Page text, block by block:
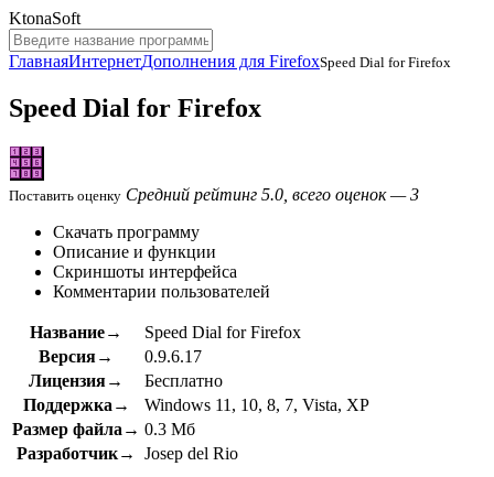
KtonaSoft
ГлавнаяИнтернетДополнения для FirefoxSpeed Dial for Firefox
Speed Dial for Firefox
Поставить оценку Средний рейтинг 5.0, всего оценок — 3
Скачать программу
Описание и функции
Скриншоты интерфейса
Комментарии пользователей
Название→
Speed Dial for Firefox
Версия→
0.9.6.17
Лицензия→
Бесплатно
Поддержка→
Windows 11, 10, 8, 7, Vista, XP
Размер файла→ 0.3 Мб
Разработчик→
Josep del Rio